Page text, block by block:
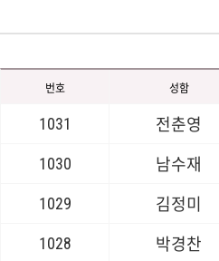
번호 성함
1031 전춘영
1030 남수재
1029 김정미
1028 박경찬